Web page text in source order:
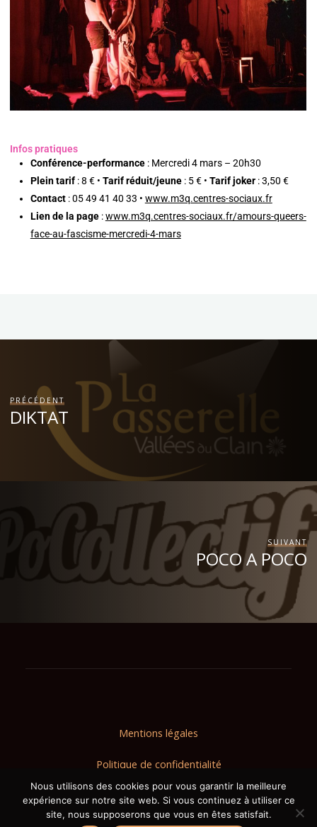
Infos pratiques
Conférence-performance : Mercredi 4 mars – 20h30
Plein tarif : 8 € •Tarif réduit/jeune : 5 € •Tarif joker : 3,50 €
Contact : 05 49 41 40 33 •www.m3q.centres-sociaux.fr
Lien de la page :www.m3q.centres-sociaux.fr/amours-queers-
face-au-fascisme-mercredi-4-mars
PRÉCÉDENT
DIKTAT
SUIVANT
POCO A POCO
Mentions légales
Politique de confidentialité
Plan du site
Nous utilisons des cookies pour vous garantir la meilleure
expérience sur notre site web. Si vous continuez à utiliser ce
site, nous supposerons que vous en êtes satisfait.